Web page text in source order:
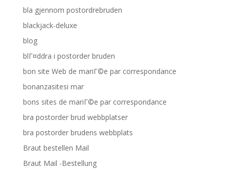
bla gjennom postordrebruden
blackjack-deluxe
blog
blГ¤ddra i postorder bruden
bon site Web de mariГ©e par correspondance
bonanzasitesi mar
bons sites de mariГ©e par correspondance
bra postorder brud webbplatser
bra postorder brudens webbplats
Braut bestellen Mail
Braut Mail -Bestellung